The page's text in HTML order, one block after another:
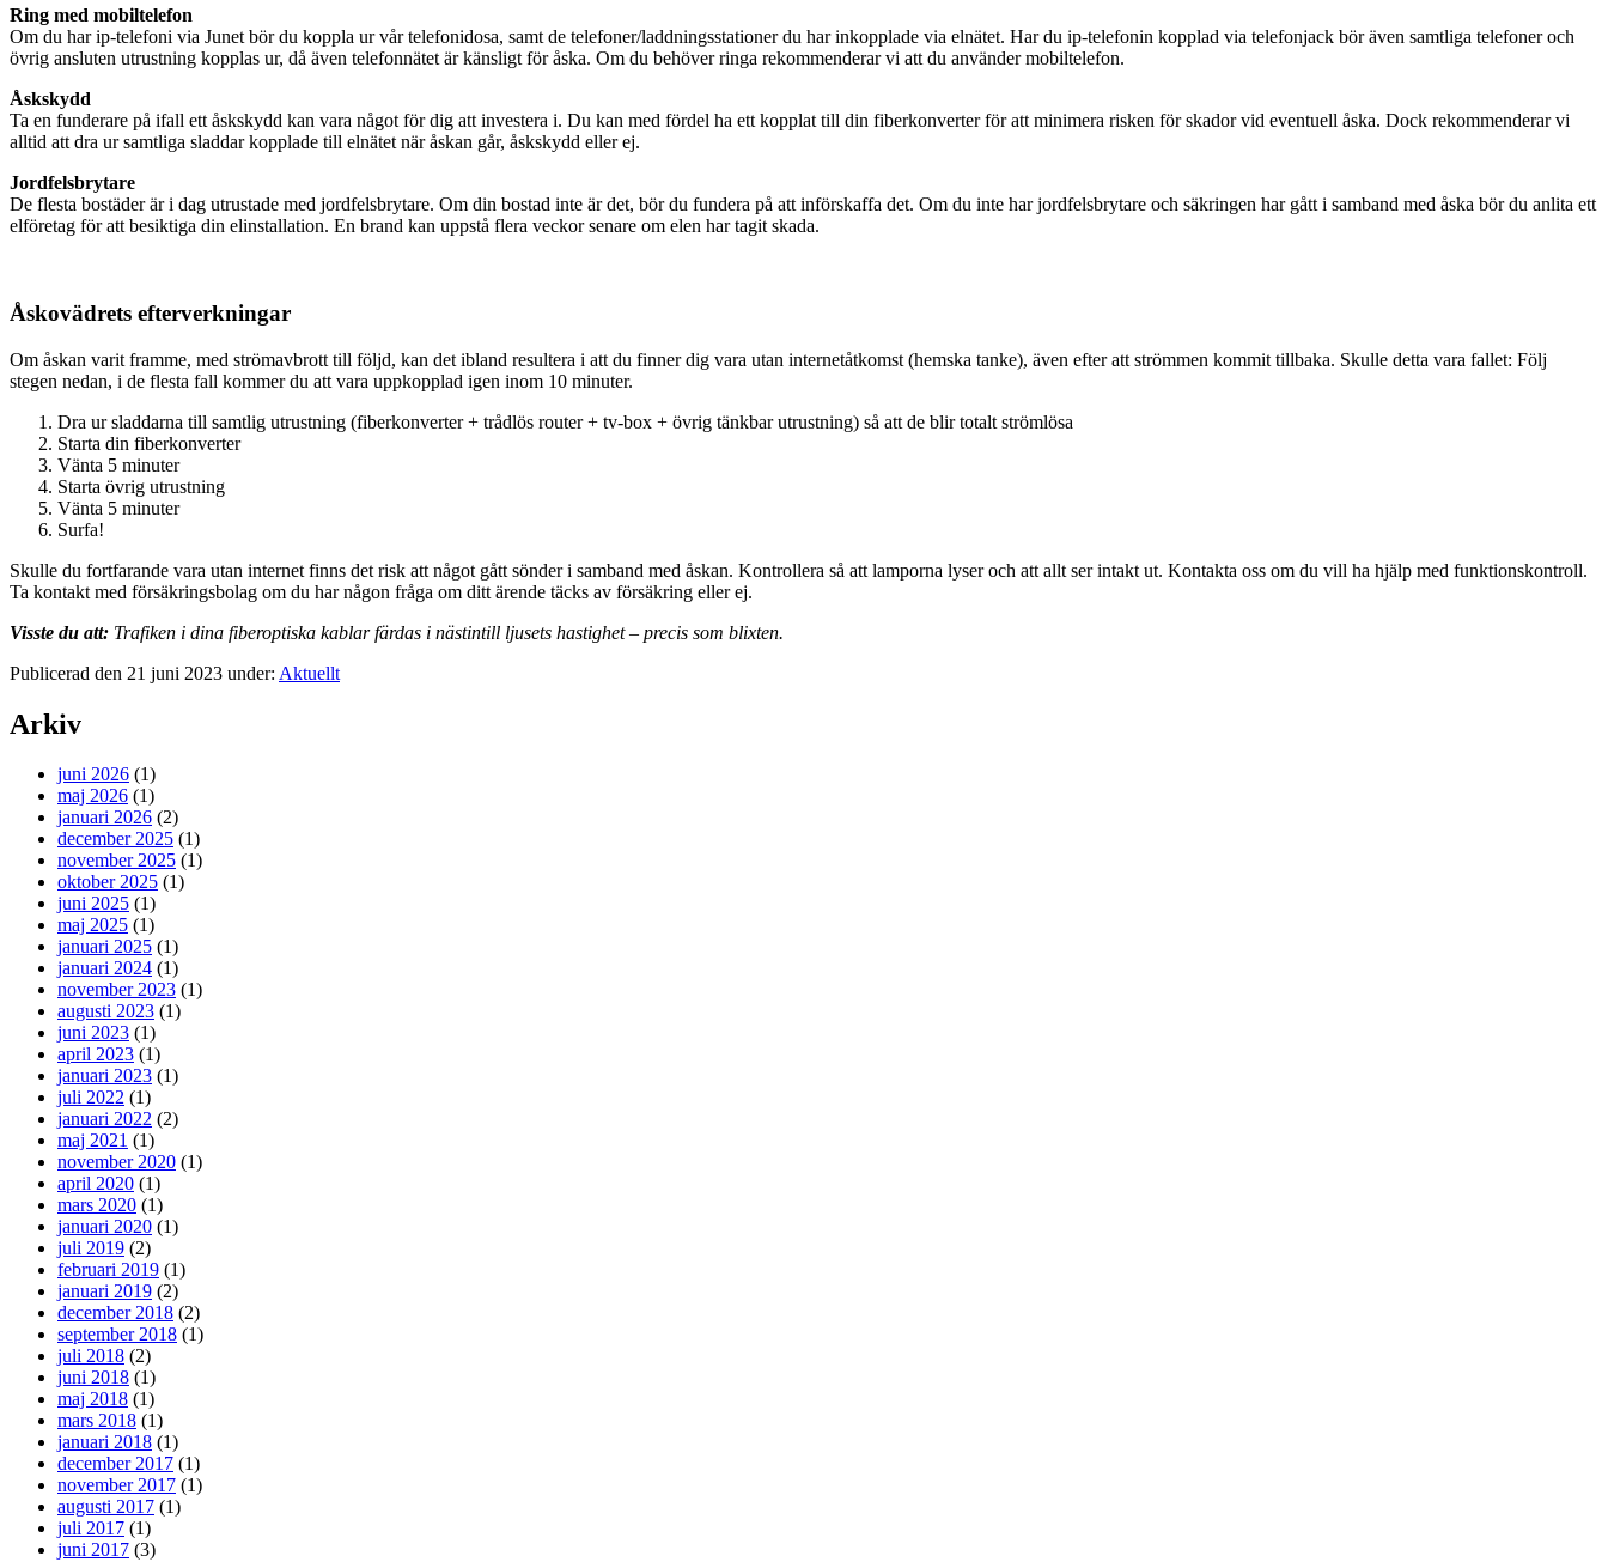
Ring med mobiltelefon
Om du har ip-telefoni via Junet bör du koppla ur vår telefonidosa, samt de telefoner/laddningsstationer du har inkopplade via elnätet. Har du ip-telefonin kopplad via telefonjack bör även samtliga telefoner och
övrig ansluten utrustning kopplas ur, då även telefonnätet är känsligt för åska. Om du behöver ringa rekommenderar vi att du använder mobiltelefon.
Åskskydd
Ta en funderare på ifall ett åskskydd kan vara något för dig att investera i. Du kan med fördel ha ett kopplat till din fiberkonverter för att minimera risken för skador vid eventuell åska. Dock rekommenderar vi
alltid att dra ur samtliga sladdar kopplade till elnätet när åskan går, åskskydd eller ej.
Jordfelsbrytare
De flesta bostäder är i dag utrustade med jordfelsbrytare. Om din bostad inte är det, bör du fundera på att införskaffa det. Om du inte har jordfelsbrytare och säkringen har gått i samband med åska bör du anlita ett
elföretag för att besiktiga din elinstallation. En brand kan uppstå flera veckor senare om elen har tagit skada.
Åskovädrets efterverkningar
Om åskan varit framme, med strömavbrott till följd, kan det ibland resultera i att du finner dig vara utan internetåtkomst (hemska tanke), även efter att strömmen kommit tillbaka. Skulle detta vara fallet: Följ
stegen nedan, i de flesta fall kommer du att vara uppkopplad igen inom 10 minuter.
Dra ur sladdarna till samtlig utrustning (fiberkonverter + trådlös router + tv-box + övrig tänkbar utrustning) så att de blir totalt strömlösa
Starta din fiberkonverter
Vänta 5 minuter
Starta övrig utrustning
Vänta 5 minuter
Surfa!
Skulle du fortfarande vara utan internet finns det risk att något gått sönder i samband med åskan. Kontrollera så att lamporna lyser och att allt ser intakt ut. Kontakta oss om du vill ha hjälp med funktionskontroll.
Ta kontakt med försäkringsbolag om du har någon fråga om ditt ärende täcks av försäkring eller ej.
Visste du att: Trafiken i dina fiberoptiska kablar färdas i nästintill ljusets hastighet – precis som blixten.
Publicerad den 21 juni 2023 under: Aktuellt
Arkiv
juni 2026 (1)
maj 2026 (1)
januari 2026 (2)
december 2025 (1)
november 2025 (1)
oktober 2025 (1)
juni 2025 (1)
maj 2025 (1)
januari 2025 (1)
januari 2024 (1)
november 2023 (1)
augusti 2023 (1)
juni 2023 (1)
april 2023 (1)
januari 2023 (1)
juli 2022 (1)
januari 2022 (2)
maj 2021 (1)
november 2020 (1)
april 2020 (1)
mars 2020 (1)
januari 2020 (1)
juli 2019 (2)
februari 2019 (1)
januari 2019 (2)
december 2018 (2)
september 2018 (1)
juli 2018 (2)
juni 2018 (1)
maj 2018 (1)
mars 2018 (1)
januari 2018 (1)
december 2017 (1)
november 2017 (1)
augusti 2017 (1)
juli 2017 (1)
juni 2017 (3)